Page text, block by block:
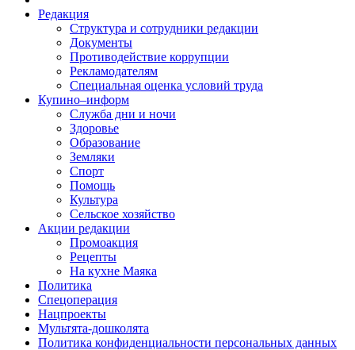
Редакция
Структура и сотрудники редакции
Документы
Противодействие коррупции
Рекламодателям
Специальная оценка условий труда
Купино–информ
Служба дни и ночи
Здоровье
Образование
Земляки
Спорт
Помощь
Культура
Сельское хозяйство
Акции редакции
Промоакция
Рецепты
На кухне Маяка
Политика
Спецоперация
Нацпроекты
Мультята-дошколята
Политика конфиденциальности персональных данных